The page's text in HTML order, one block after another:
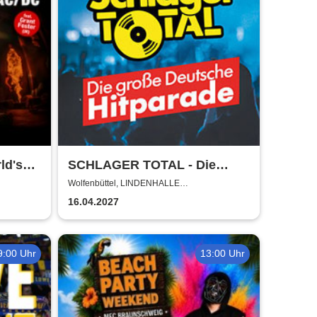
SCHLAGER TOTAL - Die
große deutsche Hitparade
Wolfenbüttel, LINDENHALLE
16.04.2027
Uhr 13:00 Uhr